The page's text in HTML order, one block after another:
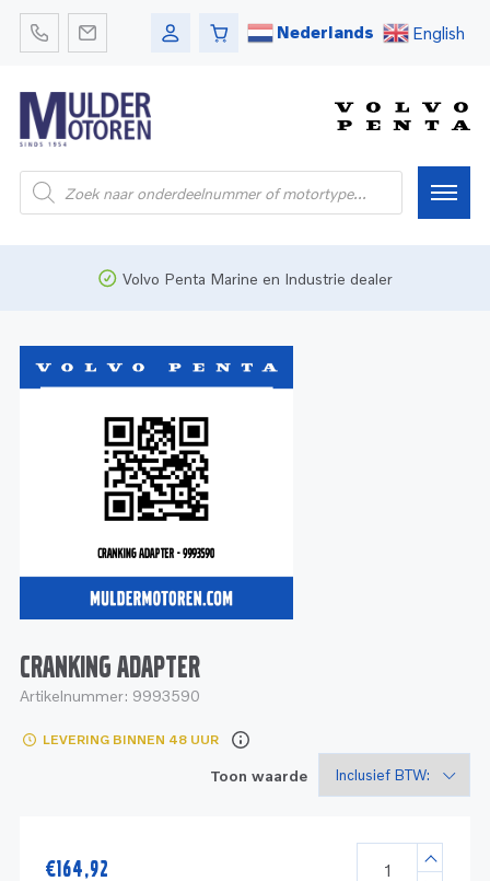
Nederlands English
Onderdelen
Bedrijfsvaart
Onderdelen
Motoren
Onderdelen
Service
Motoren
Service en onderhoud
Reman - Bedrijfsvaart
Volvo Penta Marine en Industrie dealer
CRANKING ADAPTER
Artikelnummer: 9993590
LEVERING BINNEN 48 UUR
Toon waarde
€164,92